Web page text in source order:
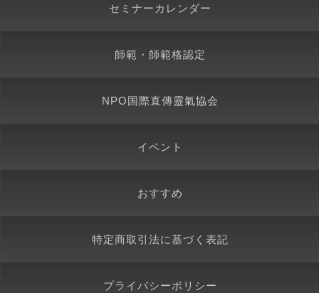
セミナーカレンダー
師範・師範格認定
NPO国際直傳靈氣協会
イベント
おすすめ
特定商取引法に基づく表記
プライバシーポリシー